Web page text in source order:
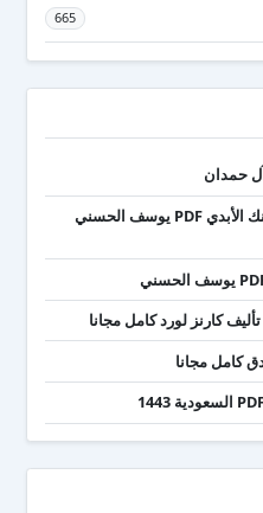
665
تحميل كتاب عقدك النفسية سجنك الأبدي PDF يوسف الحسني